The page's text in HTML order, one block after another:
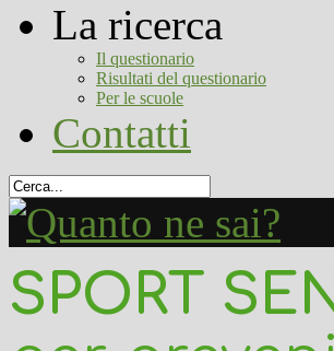
La ricerca
Il questionario
Risultati del questionario
Per le scuole
Contatti
SPORT